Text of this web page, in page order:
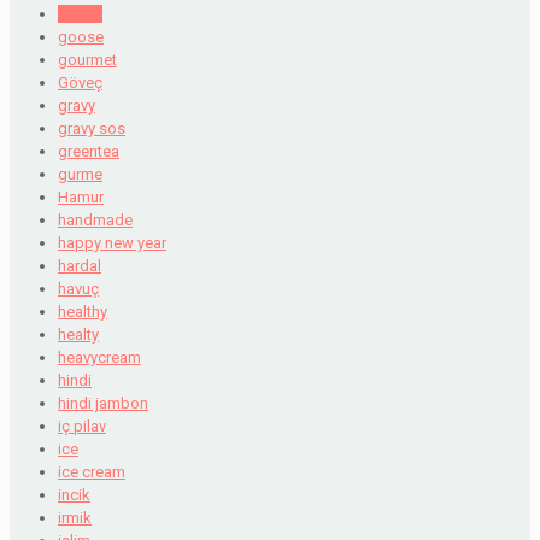
goose
gourmet
Göveç
gravy
gravy sos
greentea
gurme
Hamur
handmade
happy new year
hardal
havuç
healthy
healty
heavycream
hindi
hindi jambon
iç pilav
ice
ice cream
incik
irmik